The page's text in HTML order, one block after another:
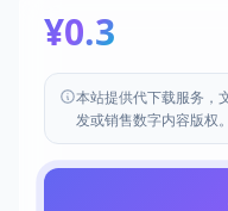
¥0.3
本站提供代下载服务，
发或销售数字内容版权